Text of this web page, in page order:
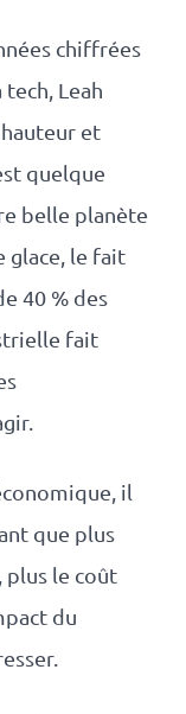
chiffrées
Leah
et
quelque
belle planète
glace, le fait
40 % des
fait
il
que plus
plus le coût
du